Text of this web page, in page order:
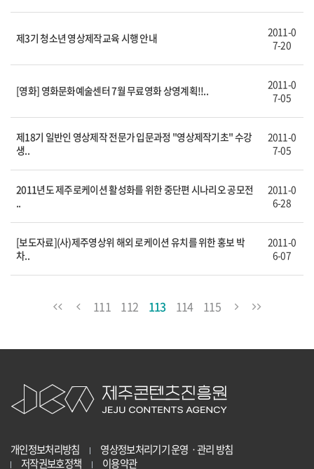
제3기 청소년 영상제작교육 시행 안내
2011-0
7-20
[영화] 영화문화예술센터 7월 무료영화 상영계획!!..
2011-0
7-05
제18기 일반인 영상제작 전문가 입문과정 "영상제작기초" 수강
생..
2011-0
7-05
2011년도 제주로케이션 활성화를 위한 중단편 시나리오 공모전
..
2011-0
6-28
[보도자료](사)제주영상위 해외 로케이션 유치를 위한 홍보 박
차..
2011-0
6-07
111 112 113 114 115
개인정보처리방침
영상정보처리기기 운영ㆍ관리 방침
저작권보호정책
이용약관